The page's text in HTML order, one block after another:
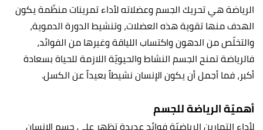
الرياضة هي تحريك الجسم وعضلاته لأداء تمرينات منظّمة يكون
الهدف منها تقوية هذه العضلات، وتنشيط الدورة الدموية،
والتخلّص من الدهون واكتساب اللياقة وغيرها من الفوائد،
فالرياضة تمنح الجسم النشاط والحيويّة اللازمة للحياة بسعادة
أكبر، فما أجمل أن يكون الإنسان نشيطاً بعيداً عن الكسل.
أهميّة الرياضة للجسم